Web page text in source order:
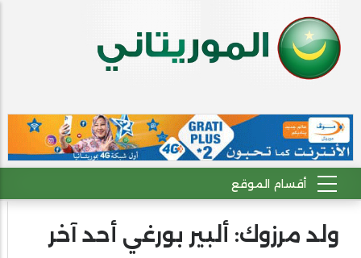
ولد مرزوك: ألبير بورغي أحد آخر